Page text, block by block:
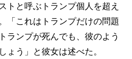
トと呼ぶトランプ個人を超え
「これはトランプだけの問題
ランプが死んでも、彼のよう
ょう」と彼女は述べた。